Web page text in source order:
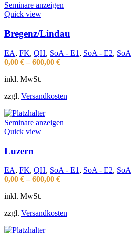
Seminare anzeigen
Quick view
Bregenz/Lindau
EA, FK, QH, SoA - E1 , SoA - E2,
0,00 € – 600,00 €
inkl. MwSt.
zzgl. Versandkosten
Seminare anzeigen
Quick view
Luzern
EA, FK, QH, SoA - E1 , SoA - E2,
0,00 € – 600,00 €
inkl. MwSt.
zzgl. Versandkosten